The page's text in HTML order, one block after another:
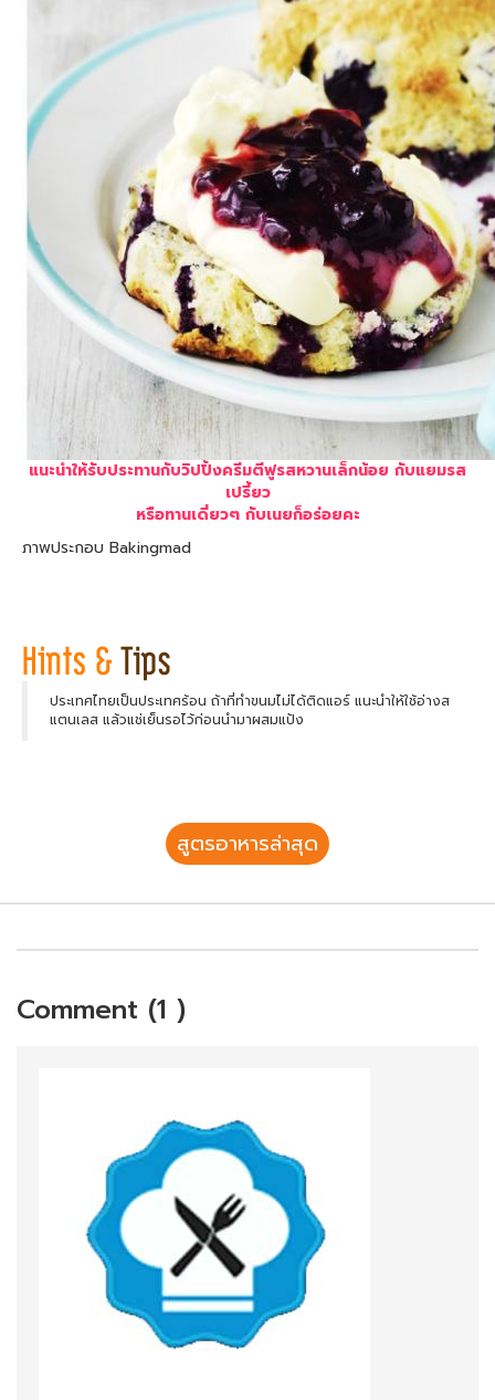
แนะนำให้รับประทานกับวิปปิ้งครีมตีฟูรสหวานเล็กน้อย กับแยมรส
เปรี้ยว
หรือทานเดี่ยวๆ กับเนยก็อร่อยคะ
ภาพประกอบ Bakingmad
ประเทศไทยเป็นประเทศร้อน ถ้าที่ทำขนมไม่ได้ติดแอร์ แนะนำให้ใช้อ่างส
แตนเลส แล้วแช่เย็นรอไว้ก่อนนำมาผสมแป้ง
สูตรอาหารล่าสุด
Comment (1 )